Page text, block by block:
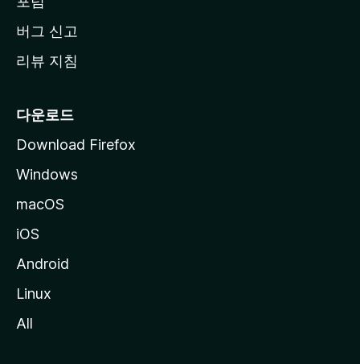
버그 신고
리뷰 지침
다운로드
Download Firefox
Windows
macOS
iOS
Android
Linux
All